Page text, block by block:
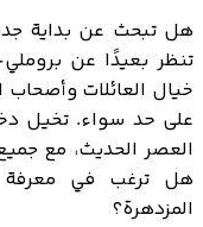
هل تبحث عن بداية
تنظر بعيدًا عن
خيال العائلات وأصحاب
على حد سواء. تخيل
العصر الحديث، مع
هل ترغب في معرفة
المزدهرة؟